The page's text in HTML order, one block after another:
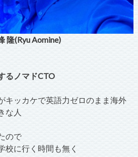
隆(Ryu Aomine)
るノマドCTO
キッカケで英語力ゼロのまま海外
な人
ので
校に行く時間も無く